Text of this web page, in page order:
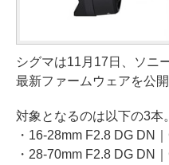
シグマは11月17日、ソニ
最新ファームウェアを公開
対象となるのは以下の3本。
・16-28mm F2.8 DG DN
・28-70mm F2.8 DG DN